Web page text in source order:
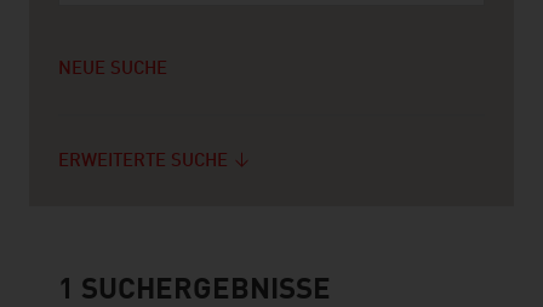
NEUE SUCHE
ERWEITERTE SUCHE
1 SUCHERGEBNISSE